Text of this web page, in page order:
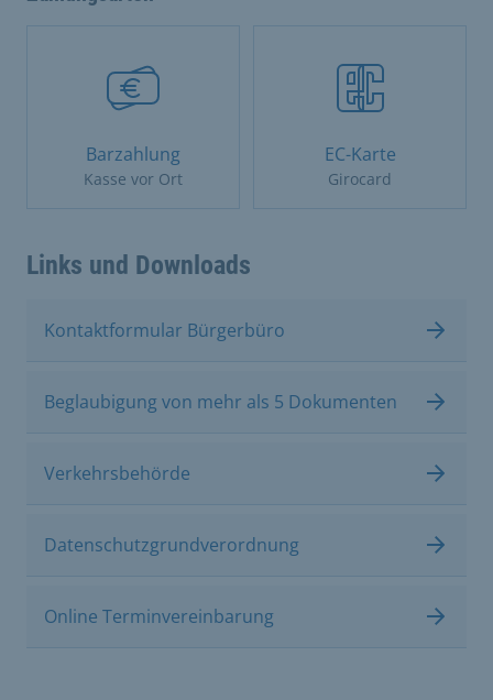
Barzahlung
Kasse vor Ort
EC-Karte
Girocard
Links und Downloads
Kontaktformular Bürgerbüro
Beglaubigung von mehr als 5 Dokumenten
Verkehrsbehörde
Datenschutzgrundverordnung
Online Terminvereinbarung